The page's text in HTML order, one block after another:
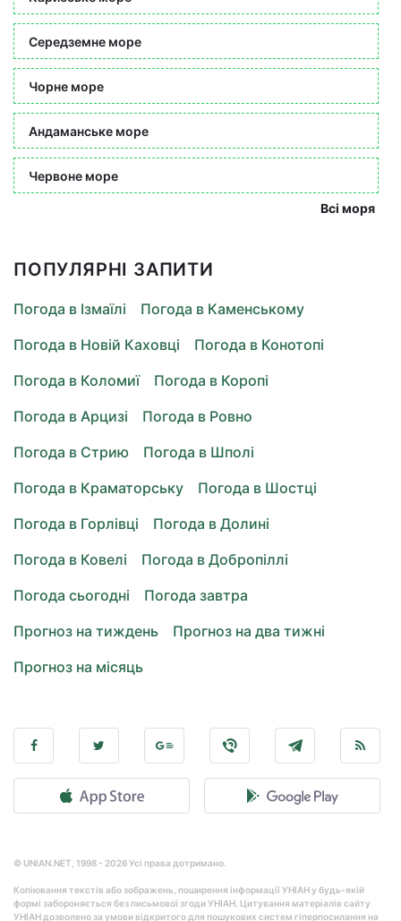
Середземне море
Чорне море
Андаманське море
Червоне море
Всі моря
ПОПУЛЯРНІ ЗАПИТИ
Погода в Ізмаїлі
Погода в Каменському
Погода в Новій Каховці
Погода в Конотопі
Погода в Коломиї
Погода в Коропі
Погода в Арцизі
Погода в Ровно
Погода в Стрию
Погода в Шполі
Погода в Краматорську
Погода в Шостці
Погода в Горлівці
Погода в Долині
Погода в Ковелі
Погода в Добропіллі
Погода сьогодні
Погода завтра
Прогноз на тиждень
Прогноз на два тижні
Прогноз на місяць
© UNIAN.NET, 1998 - 2026 Усі права дотримано.
Копіювання текстів або зображень, поширення інформації УНІАН у будь-якій
формі забороняється без письмової згоди УНІАН. Цитування матеріалів сайту
УНІАН дозволено за умови відкритого для пошукових систем гіперпосилання на